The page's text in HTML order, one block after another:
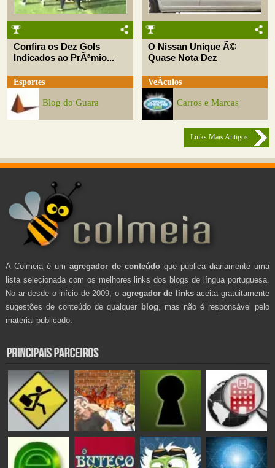
Confira os Dez Gols
Indicados ao PrÃªmio...
Esportes
Blog do Guara
O Nissan Unique Ã©
Quase Nota Dez
VeÃ­culos
Carros e Marcas
Links Mais Antigos
A Colmeia é um agregador de conteúdo que publica diariamente uma
lista selecionada com os melhores links dos blogs de língua portuguesa.
No ar desde o início de 2009, o agregador de linksaceita gratuitamente
sugestões de conteúdo de qualquer blog , mas não é responsável pelo
material publicado.